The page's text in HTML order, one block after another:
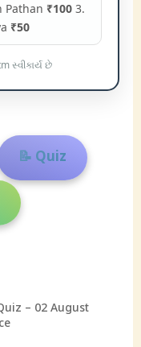
Pathan ₹100 3.
₹50
સ્વીકાર્ય છે
📝 Quiz
– 02 August